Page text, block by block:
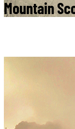
Mountain